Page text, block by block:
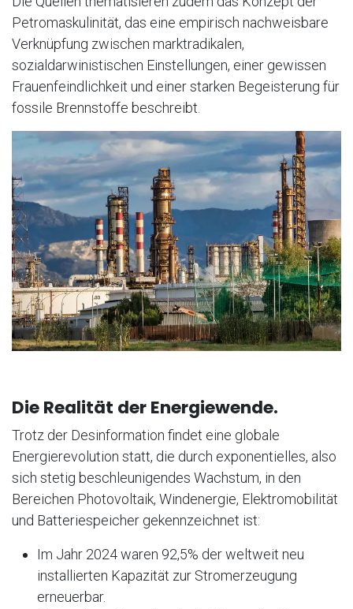
Petromaskulinität, das eine empirisch nachweisbare
Verknüpfung zwischen marktradikalen,
sozialdarwinistischen Einstellungen, einer gewissen
Frauenfeindlichkeit und einer starken Begeisterung für
fossile Brennstoffe beschreibt.
Die Realität der Energiewende.
Trotz der Desinformation findet eine globale
Energierevolution statt, die durch exponentielles, also
sich stetig beschleunigendes Wachstum, in den
Bereichen Photovoltaik, Windenergie, Elektromobilität
und Batteriespeicher gekennzeichnet ist:
Im Jahr 2024 waren 92,5% der weltweit neu
installierten Kapazität zur Stromerzeugung
erneuerbar.